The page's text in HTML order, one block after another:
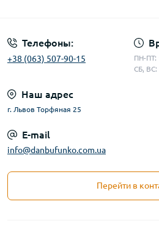
Телефоны:
+38 (063) 507-90-15
ПН-ПТ:
СБ, ВС:
Наш адрес
г. Львов Торфяная 25
E-mail
info@danbufunko.com.ua
Перейти в